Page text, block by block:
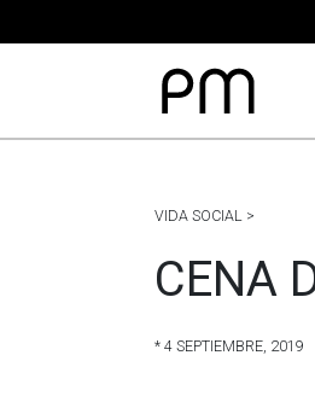
VIDA SOCIAL >
CENA
* 4 SEPTIEMBRE, 2019